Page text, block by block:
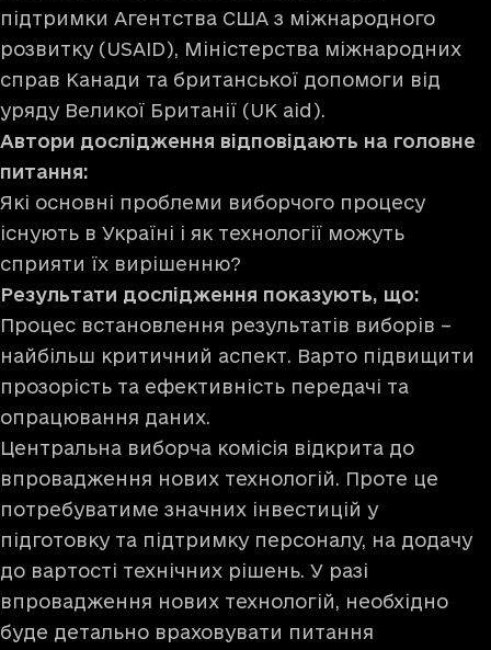
підтримки Агентства США з міжнародного
розвитку (USAID), Міністерства міжнародних
справ Канади та британської допомоги від
уряду Великої Британії (UK aid).
Автори дослідження відповідають на головне
питання:
Які основні проблеми виборчого процесу
існують в Україні і як технології можуть
сприяти їх вирішенню?
Результати дослідження показують, що:
Процес встановлення результатів виборів –
найбільш критичний аспект. Варто підвищити
прозорість та ефективність передачі та
опрацювання даних.
Центральна виборча комісія відкрита до
впровадження нових технологій. Проте це
потребуватиме значних інвестицій у
підготовку та підтримку персоналу, на додачу
до вартості технічних рішень. У разі
впровадження нових технологій, необхідно
буде детально враховувати питання